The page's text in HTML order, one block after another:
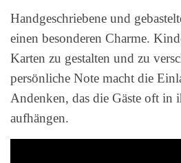
Handgeschriebene und
einen besonderen Charme.
Karten zu gestalten und zu
persönliche Note macht die
Andenken, das die Gäste oft in
aufhängen.